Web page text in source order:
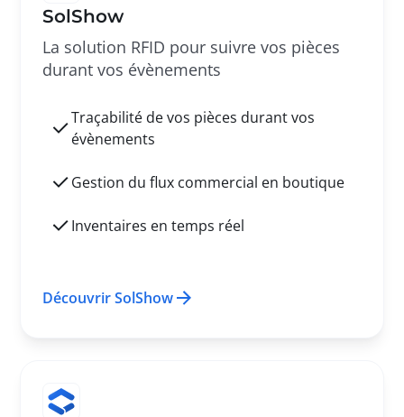
SolShow
La solution RFID pour suivre vos pièces
durant vos évènements
Traçabilité de vos pièces durant vos
évènements
Gestion du flux commercial en boutique
Inventaires en temps réel
Découvrir SolShow